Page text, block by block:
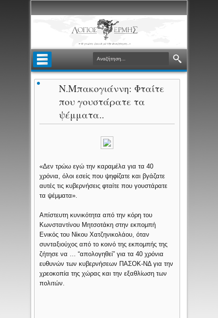
Ν.Μπακογιάννη: Φταίτε
που γουστάρατε τα
ψέμματα..
«Δεν τρώω εγώ την καραμέλα για τα 40
χρόνια, όλοι εσείς που ψηφίζατε και βγάζατε
αυτές τις κυβερνήσεις φταίτε που γουστάρατε
τα ψέμματα».
Απίστευτη κυνικότητα από την κόρη του
Κωνσταντίνου Μητσοτάκη στην εκπομπή
Ενικός του Νίκου Χατζηνικολάου, όταν
συνταξιούχος από το κοινό της εκπομπής της
ζήτησε να … “απολογηθεί” για τα 40 χρόνια
ευθυνών των κυβερνήσεων ΠΑΣΟΚ-ΝΔ για την
χρεοκοπία της χώρας και την εξαθλίωση των
πολιτών.